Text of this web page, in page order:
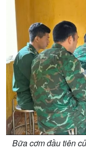
Chính trị
Tin Chính trị
Chính phủ với người
Quốc hội với cử tri
Bữa cơm đầu tiên